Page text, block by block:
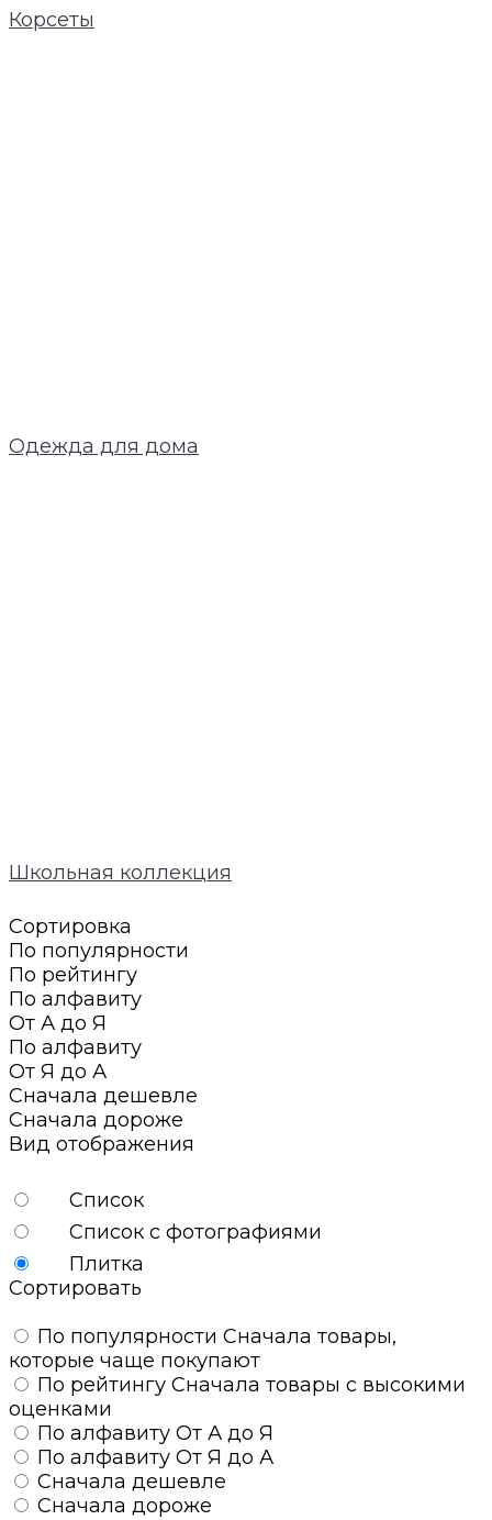
Корсеты
Одежда для дома
Школьная коллекция
Сортировка
По популярности
По рейтингу
По алфавиту
От А до Я
По алфавиту
От Я до А
Сначала дешевле
Сначала дороже
Вид отображения
Список
Список с фотографиями
Плитка
Сортировать
По популярности Сначала товары,
которые чаще покупают
По рейтингу Сначала товары с высокими
оценками
По алфавиту От А до Я
По алфавиту От Я до А
Сначала дешевле
Сначала дороже